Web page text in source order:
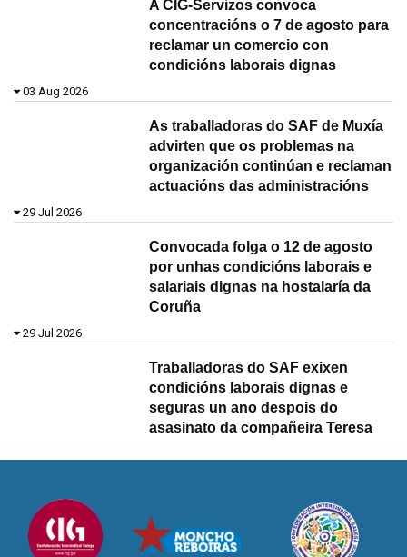
A CIG-Servizos convoca
concentracións o 7 de agosto para
reclamar un comercio con
condicións laborais dignas
03 Aug 2026
As traballadoras do SAF de Muxía
advirten que os problemas na
organización continúan e reclaman
actuacións das administracións
29 Jul 2026
Convocada folga o 12 de agosto
por unhas condicións laborais e
salariais dignas na hostalaría da
Coruña
29 Jul 2026
Traballadoras do SAF exixen
condicións laborais dignas e
seguras un ano despois do
asasinato da compañeira Teresa